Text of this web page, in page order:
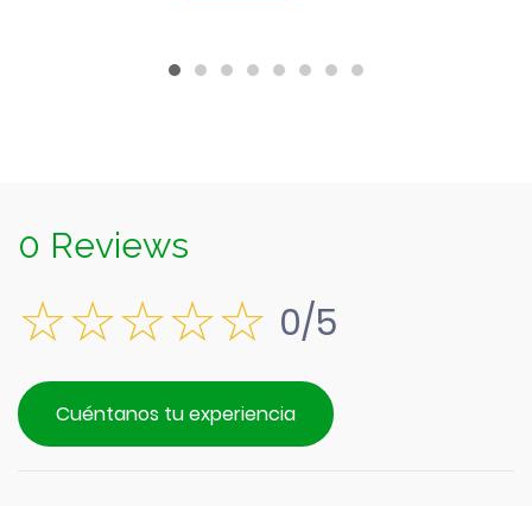
0 Reviews
0/5
Cuéntanos tu experiencia